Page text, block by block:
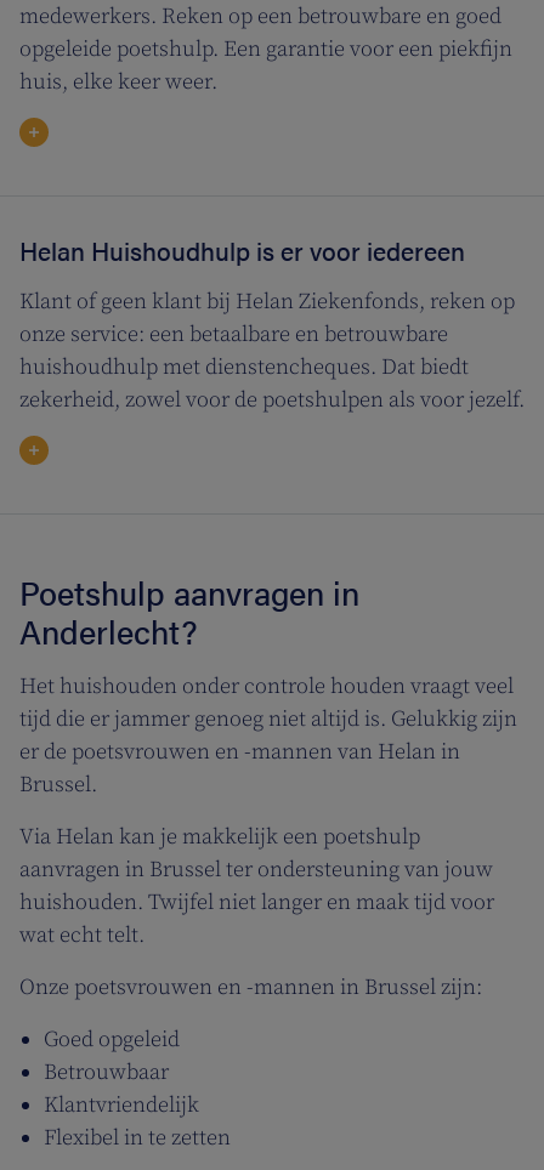
medewerkers. Reken op een betrouwbare en goed
opgeleide poetshulp. Een garantie voor een piekfijn
huis, elke keer weer.
Helan Huishoudhulp is er voor iedereen
Klant of geen klant bij Helan Ziekenfonds, reken op
onze service: een betaalbare en betrouwbare
huishoudhulp met dienstencheques. Dat biedt
zekerheid, zowel voor de poetshulpen als voor jezelf.
Poetshulp aanvragen in
Anderlecht?
Het huishouden onder controle houden vraagt veel
tijd die er jammer genoeg niet altijd is. Gelukkig zijn
er de poetsvrouwen en -mannen van Helan in
Brussel.
Via Helan kan je makkelijk een poetshulp
aanvragen in Brussel ter ondersteuning van jouw
huishouden. Twijfel niet langer en maak tijd voor
wat echt telt.
Onze poetsvrouwen en -mannen in Brussel zijn:
Goed opgeleid
Betrouwbaar
Klantvriendelijk
Flexibel in te zetten